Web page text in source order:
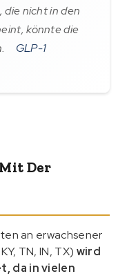
die nicht in den
könnte die
GLP-1
Der
an erwachsener
TN, IN, TX) wird
da in vielen